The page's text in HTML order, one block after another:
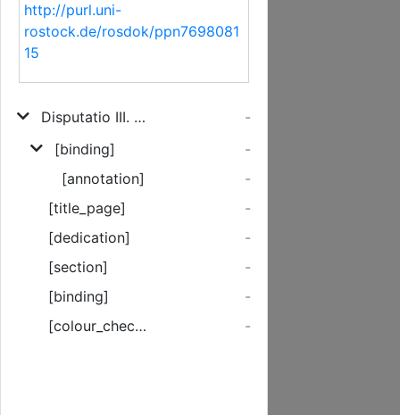
http://purl.uni-
rostock.de/rosdok/ppn7698081
15
Disputatio III. Ad l. rei 23. & seqq. usq[ue] ad l. 40 Tituli XVI. lib. L. Pandect. De Verborum Et Rerum Significatione
-
[binding]
-
[annotation]
-
[title_page]
-
[dedication]
-
[section]
-
[binding]
-
[colour_checker]
-